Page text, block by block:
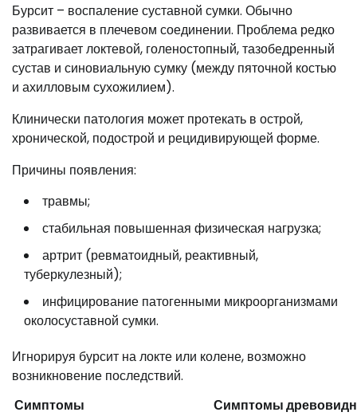
Бурсит – воспаление суставной сумки. Обычно
развивается в плечевом соединении. Проблема редко
затрагивает локтевой, голеностопный, тазобедренный
сустав и синовиальную сумку (между пяточной костью
и ахилловым сухожилием).
Клинически патология может протекать в острой,
хронической, подострой и рецидивирующей форме.
Причины появления:
травмы;
стабильная повышенная физическая нагрузка;
артрит (ревматоидный, реактивный,
туберкулезный);
инфицирование патогенными микроорганизмами
околосуставной сумки.
Игнорируя бурсит на локте или колене, возможно
возникновение последствий.
Симптомы
Симптомы